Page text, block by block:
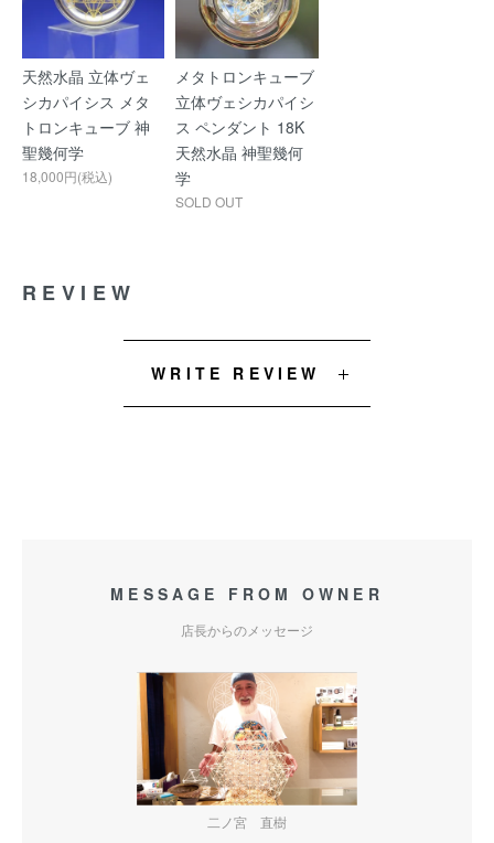
天然水晶 立体ヴェ
シカパイシス メタ
トロンキューブ 神
聖幾何学
18,000円(税込)
メタトロンキューブ
立体ヴェシカパイシ
ス ペンダント 18K
天然水晶 神聖幾何
学
SOLD OUT
REVIEW
WRITE REVIEW
MESSAGE FROM OWNER
店長からのメッセージ
二ノ宮 直樹